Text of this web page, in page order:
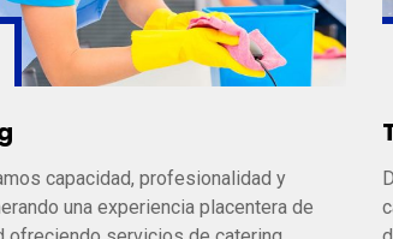
capacidad, profesionalidad y
una experiencia placentera de